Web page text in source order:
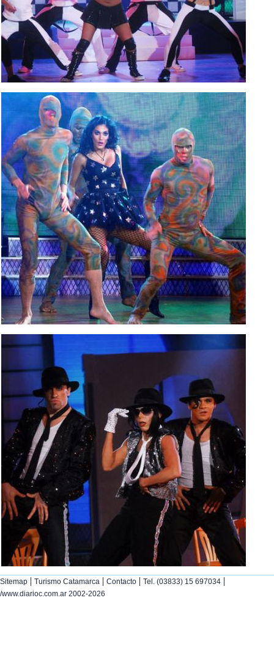
Sitemap | Turismo Catamarca | Contacto | Tel. (03833) 15 697034 |
/www.diarioc.com.ar 2002-2026